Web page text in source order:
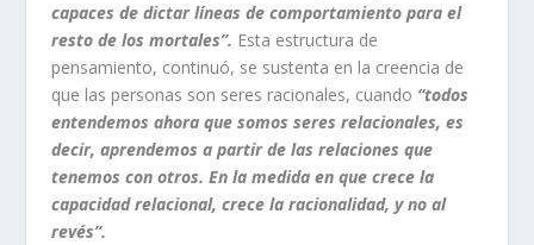
capaces de dictar líneas de comportamiento para el
resto de los mortales”. Esta estructura de
pensamiento, continuó, se sustenta en la creencia de
que las personas son seres racionales, cuando “todos
entendemos ahora que somos seres relacionales, es
decir, aprendemos a partir de las relaciones que
tenemos con otros. En la medida en que crece la
capacidad relacional, crece la racionalidad, y no al
revés”.